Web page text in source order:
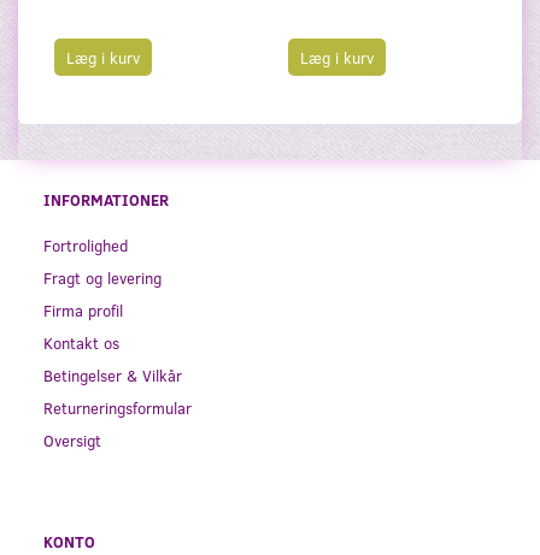
Læg i kurv Læg i kurv
INFORMATIONER
Fortrolighed
Fragt og levering
Firma profil
Kontakt os
Betingelser & Vilkår
Returneringsformular
Oversigt
KONTO